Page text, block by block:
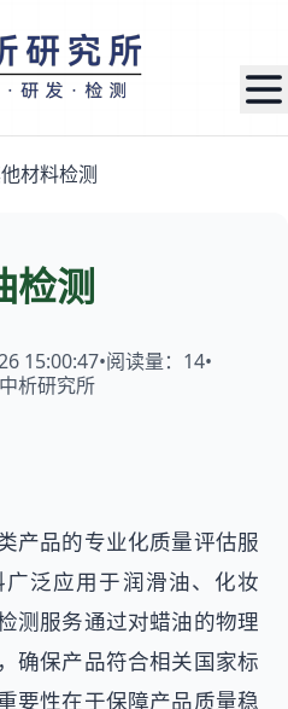
材料检测
检测
15:00:47•阅读量： 14•
析研究所
产品的专业化质量评估服
泛应用于润滑油、化妆
测服务通过对蜡油的物理
确保产品符合相关国家标
要性在于保障产品质量稳